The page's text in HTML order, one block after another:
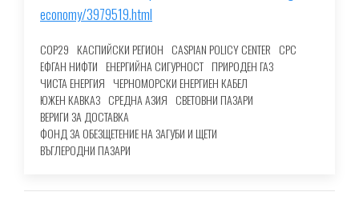
economy/3979519.html
COP29 КАСПИЙСКИ РЕГИОН CASPIAN POLICY CENTER CPC
ЕФГАН НИФТИ ЕНЕРГИЙНА СИГУРНОСТ ПРИРОДЕН ГАЗ
ЧИСТА ЕНЕРГИЯ ЧЕРНОМОРСКИ ЕНЕРГИЕН КАБЕЛ
ЮЖЕН КАВКАЗ СРЕДНА АЗИЯ СВЕТОВНИ ПАЗАРИ
ВЕРИГИ ЗА ДОСТАВКА
ФОНД ЗА ОБЕЗЩЕТЕНИЕ НА ЗАГУБИ И ЩЕТИ
ВЪГЛЕРОДНИ ПАЗАРИ